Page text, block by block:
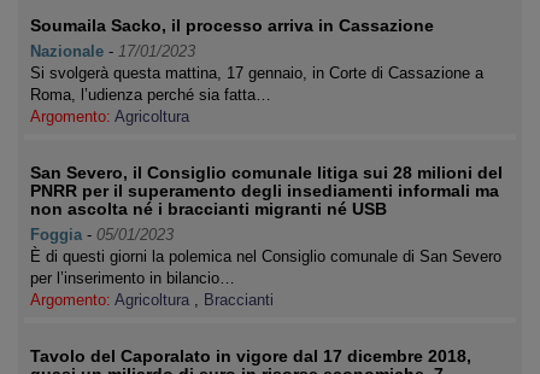
Soumaila Sacko, il processo arriva in Cassazione
Nazionale - 17/01/2023
Si svolgerà questa mattina, 17 gennaio, in Corte di Cassazione a
Roma, l’udienza perché sia fatta…
Argomento: Agricoltura
San Severo, il Consiglio comunale litiga sui 28 milioni del
PNRR per il superamento degli insediamenti informali ma
non ascolta né i braccianti migranti né USB
Foggia - 05/01/2023
È di questi giorni la polemica nel Consiglio comunale di San Severo
per l’inserimento in bilancio…
Argomento: Agricoltura , Braccianti
Tavolo del Caporalato in vigore dal 17 dicembre 2018,